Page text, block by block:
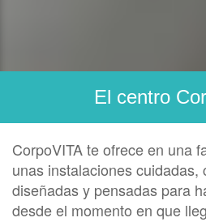
El centro
CorpoVITA te ofrece en una
unas instalaciones
diseñadas y pensadas para
desde el momento en que